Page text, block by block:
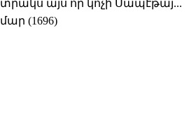
այս որ կոչի Սապէթայ...
(1696)